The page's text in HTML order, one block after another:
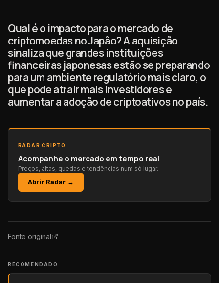
Qual é o impacto para o mercado de
criptomoedas no Japão? A aquisição
sinaliza que grandes instituições
financeiras japonesas estão se preparando
para um ambiente regulatório mais claro, o
que pode atrair mais investidores e
aumentar a adoção de criptoativos no país.
RADAR CRIPTO
Acompanhe o mercado em tempo real
Preços, altas, quedas e tendências num só lugar.
Abrir Radar →
Fonte original
RECOMENDADO